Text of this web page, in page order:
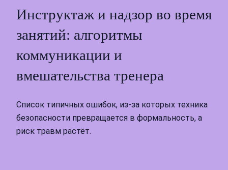
Инструктаж и надзор во время
занятий: алгоритмы
коммуникации и
вмешательства тренера
Список типичных ошибок, из-за которых техника
безопасности превращается в формальность, а
риск травм растёт.